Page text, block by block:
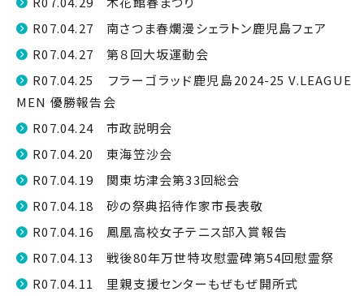
R07.04.27 南さつま春爛漫シェラトン鹿児島フェア
R07.04.27 第８回大坂運動会
R07.04.25 フラーゴラッド鹿児島2024-25 V.LEAGUE
MEN 優勝報告会
R07.04.24 市政説明会
R07.04.20 東海笠沙会
R07.04.19 関東坊津会第33回総会
R07.04.18 砂の祭典招待作家市長表敬
R07.04.16 鳳凰高校女子テニス部入賞報告
R07.04.13 戦後80年万世特攻慰霊碑第54回慰霊祭
R07.04.11 里親支援センターもぜもぜ開所式